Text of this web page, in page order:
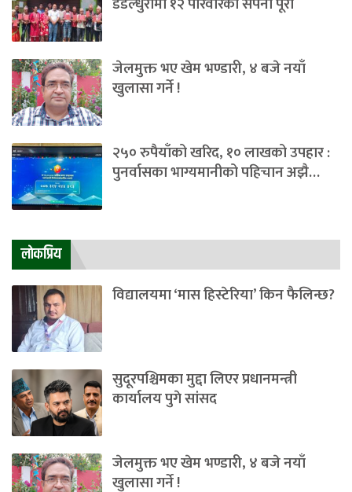
जेलमुक्त भए खेम भण्डारी, ४ बजे नयाँ
खुलासा गर्ने !
२५० रुपैयाँको खरिद, १० लाखको उपहार :
पुनर्वासका भाग्यमानीको पहिचान अझै…
लाेकप्रिय
विद्यालयमा ‘मास हिस्टेरिया’ किन फैलिन्छ?
सुदूरपश्चिमका मुद्दा लिएर प्रधानमन्त्री
कार्यालय पुगे सांसद
जेलमुक्त भए खेम भण्डारी, ४ बजे नयाँ
खुलासा गर्ने !